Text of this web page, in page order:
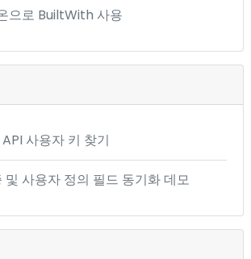
으로 BuiltWith 사용
사용자 키 찾기
사용자 정의 필드 동기화 데모